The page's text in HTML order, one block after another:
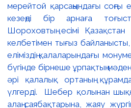
мерейтой қарсаңындағы соңғы
кезеңді бір арнаға
Шороховтың есімі Қазақстан
келбетімен тығыз
еліміздің қалаларындағы
бүгінде бірнеше ұрпақтың
әрі қалалық ортаның
үлгерді. Шебер қолынан
алаң-саябақтарына, жаяу